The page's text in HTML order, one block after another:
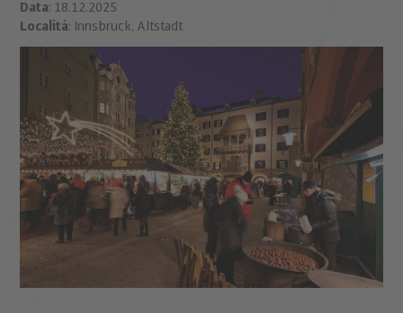
Data: 18.12.2025
Località: Innsbruck, Altstadt